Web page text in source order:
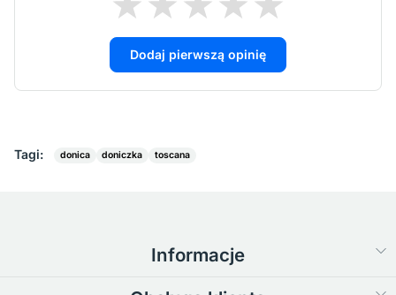
Dodaj pierwszą opinię
Tagi: donica doniczka toscana
Informacje